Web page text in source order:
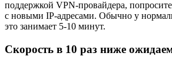
поддержкой VPN-провайдера,
с новыми IP-адресами. Обычно у
это занимает 5-10 минут.
Скорость в 10 раз ниже